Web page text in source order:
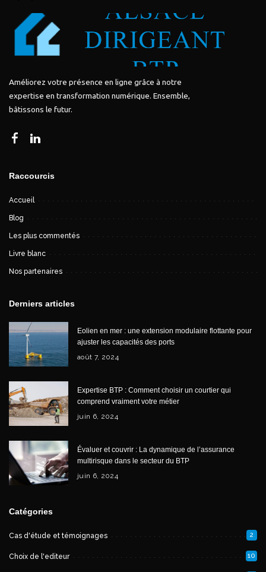
Améliorez votre présence en ligne grâce à notre
expertise en transformation numérique. Ensemble,
bâtissons le futur.
Raccourcis
Accueil
Blog
Les plus commentés
Livre blanc
Nos partenaires
Derniers articles
Eolien en mer : une extension modulaire flottante pour
ajuster les capacités des ports
août 7, 2024
Expertise BTP : Comment choisir un courtier qui
comprend vraiment votre métier
juin 6, 2024
Évaluer et couvrir : La dynamique de l’assurance
multirisque dans le secteur du BTP
juin 6, 2024
Catégories
Cas d'étude et témoignages 2
Choix de l'editeur 10